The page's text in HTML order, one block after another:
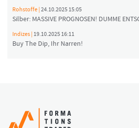
Rohstoffe | 24.10.2025 15:05
Silber: MASSIVE PROGNOSEN! DUMME
Indizes | 19.10.2025 16:11
Buy The Dip, Ihr Narren!